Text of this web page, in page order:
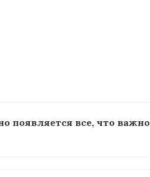
появляется все, что важно